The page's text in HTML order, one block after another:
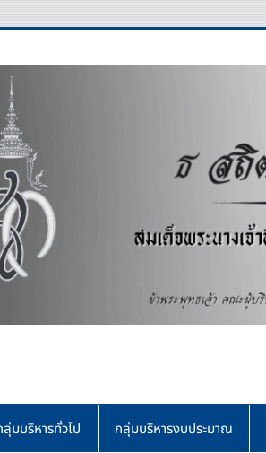
มบริหารทั่วไป กลุ่มบริหารงบประมาณ